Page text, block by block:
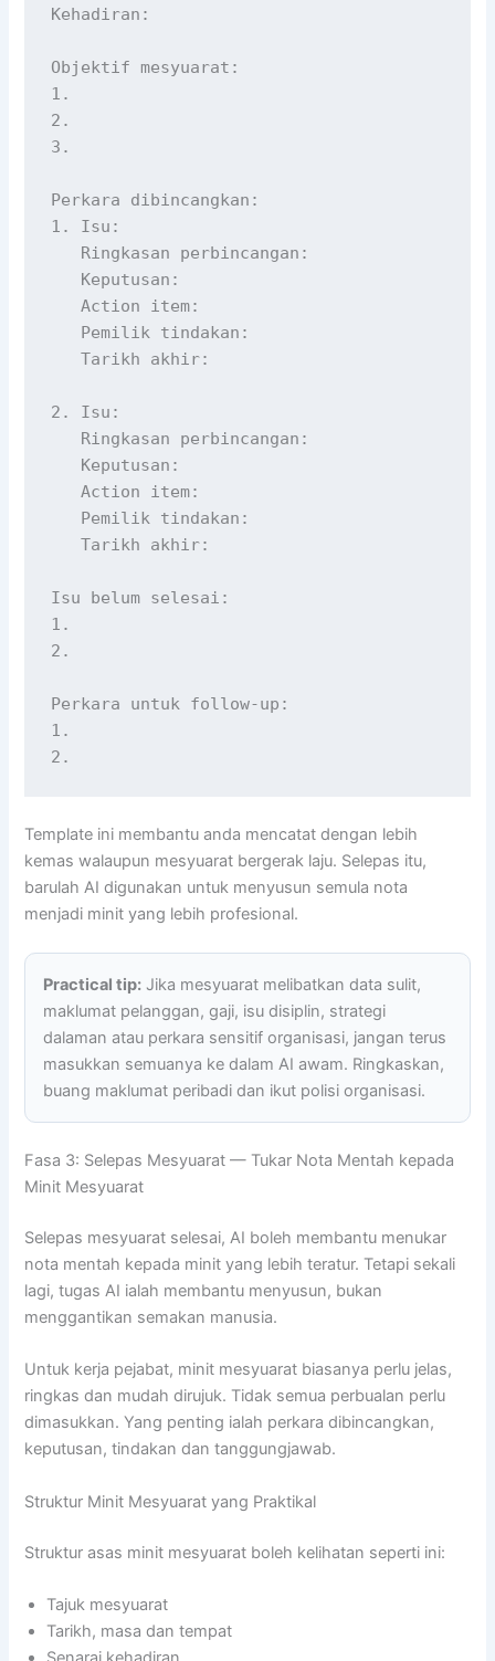
Kehadiran:
Objektif mesyuarat:
1.
2.
3.
Perkara dibincangkan:
1. Isu:
   Ringkasan perbincangan:
   Keputusan:
   Action item:
   Pemilik tindakan:
   Tarikh akhir:
2. Isu:
   Ringkasan perbincangan:
   Keputusan:
   Action item:
   Pemilik tindakan:
   Tarikh akhir:
Isu belum selesai:
1.
2.
Perkara untuk follow-up:
1.
2.
Template ini membantu anda mencatat dengan lebih
kemas walaupun mesyuarat bergerak laju. Selepas itu,
barulah AI digunakan untuk menyusun semula nota
menjadi minit yang lebih profesional.
Practical tip: Jika mesyuarat melibatkan data sulit,
maklumat pelanggan, gaji, isu disiplin, strategi
dalaman atau perkara sensitif organisasi, jangan terus
masukkan semuanya ke dalam AI awam. Ringkaskan,
buang maklumat peribadi dan ikut polisi organisasi.
Fasa 3: Selepas Mesyuarat — Tukar Nota Mentah kepada
Minit Mesyuarat
Selepas mesyuarat selesai, AI boleh membantu menukar
nota mentah kepada minit yang lebih teratur. Tetapi sekali
lagi, tugas AI ialah membantu menyusun, bukan
menggantikan semakan manusia.
Untuk kerja pejabat, minit mesyuarat biasanya perlu jelas,
ringkas dan mudah dirujuk. Tidak semua perbualan perlu
dimasukkan. Yang penting ialah perkara dibincangkan,
keputusan, tindakan dan tanggungjawab.
Struktur Minit Mesyuarat yang Praktikal
Struktur asas minit mesyuarat boleh kelihatan seperti ini:
Tajuk mesyuarat
Tarikh, masa dan tempat